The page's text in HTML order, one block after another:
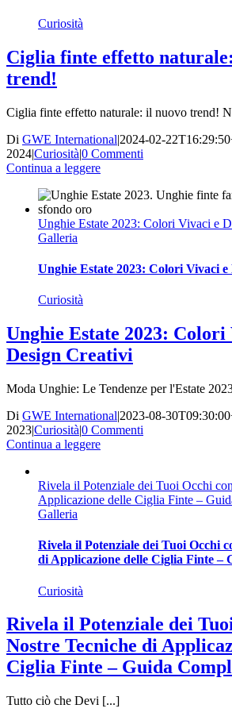
Curiosità
Ciglia finte effetto
trend!
Ciglia finte effetto naturale: il nuovo trend!
Di GWE International|2024-02-
2024|Curiosità|0 Commenti
Continua a leggere
Unghie Estate 2023: Colori Vivaci e
Galleria
Unghie Estate 2023: Colori Vivaci
Curiosità
Unghie Estate 2023: Colori
Design Creativi
Moda Unghie: Le Tendenze per l'Estate
Di GWE International|2023-08-
2023|Curiosità|0 Commenti
Continua a leggere
Rivela il Potenziale dei Tuoi Occhi
Applicazione delle Ciglia Finte –
Galleria
Rivela il Potenziale dei Tuoi Occhi
di Applicazione delle Ciglia Finte –
Curiosità
Rivela il Potenziale dei
Nostre Tecniche di
Ciglia Finte – Guida
Tutto ciò che Devi [...]